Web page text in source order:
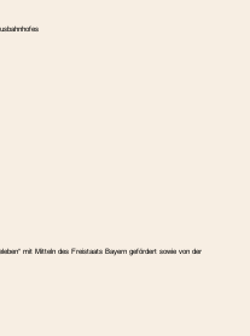
mit Mitteln des Freistaats Bayern gefördert sowie von der